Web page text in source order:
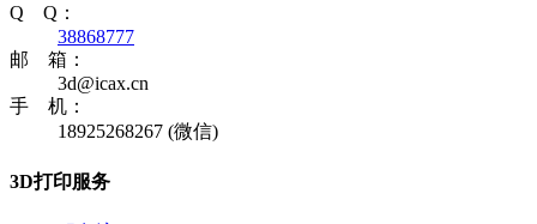
Q Q：
38868777
邮 箱：
3d@icax.cn
手 机：
18925268267 (微信)
3D打印服务